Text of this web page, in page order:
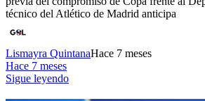
técnico del Atlético de Madrid anticipa
Lismayra QuintanaHace 7 meses
Hace 7 meses
Sigue leyendo